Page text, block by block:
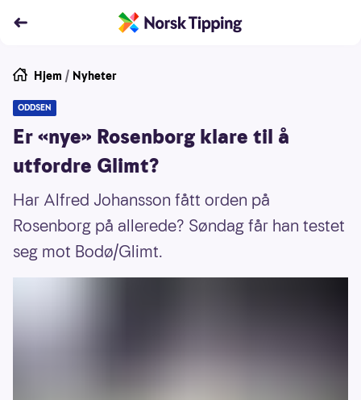
Hjem / Nyheter
ODDSEN
Er «nye» Rosenborg klare til å
utfordre Glimt?
Har Alfred Johansson fått orden på
Rosenborg på allerede? Søndag får han testet
seg mot Bodø/Glimt.